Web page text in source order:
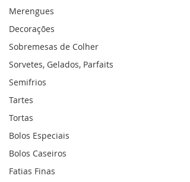
Merengues
Decorações
Sobremesas de Colher
Sorvetes, Gelados, Parfaits
Semifrios
Tartes
Tortas
Bolos Especiais
Bolos Caseiros
Fatias Finas